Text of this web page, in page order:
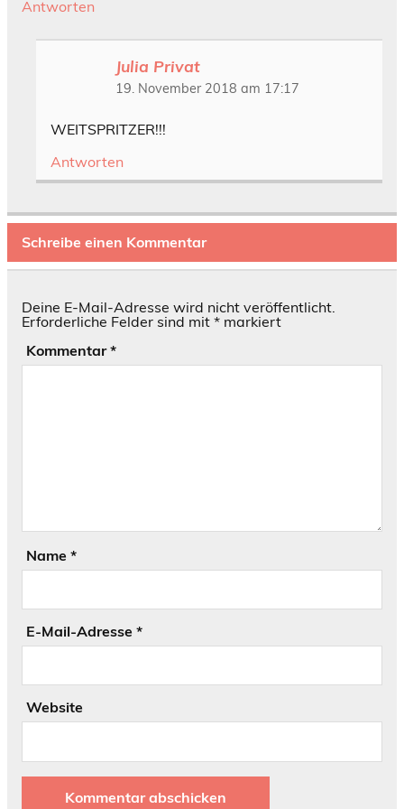
Antworten
Julia Privat
19. November 2018 am 17:17
WEITSPRITZER!!!
Antworten
Schreibe einen Kommentar
Deine E-Mail-Adresse wird nicht veröffentlicht.
Erforderliche Felder sind mit * markiert
Kommentar*
Name *
E-Mail-Adresse *
Website